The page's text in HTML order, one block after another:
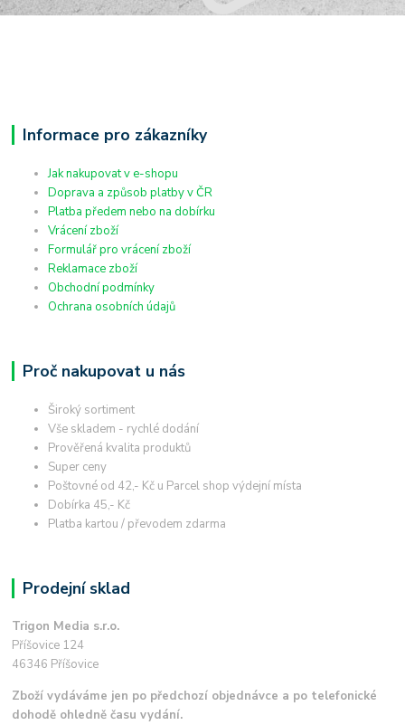
Informace pro zákazníky
Jak nakupovat v e-shopu
Doprava a způsob platby v ČR
Platba předem nebo na dobírku
Vrácení zboží
Formulář pro vrácení zboží
Reklamace zboží
Obchodní podmínky
Ochrana osobních údajů
Proč nakupovat u nás
Široký sortiment
Vše skladem - rychlé dodání
Prověřená kvalita produktů
Super ceny
Poštovné od 42,- Kč u Parcel shop výdejní místa
Dobírka 45,- Kč
Platba kartou / převodem zdarma
Prodejní sklad
Trigon Media s.r.o.
Příšovice 124
46346 Příšovice
Zboží vydáváme jen po předchozí objednávce a po telefonické
dohodě ohledně času vydání.